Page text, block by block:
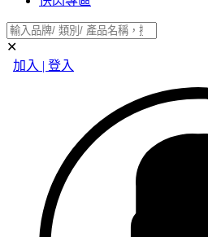
✕
加入 | 登入